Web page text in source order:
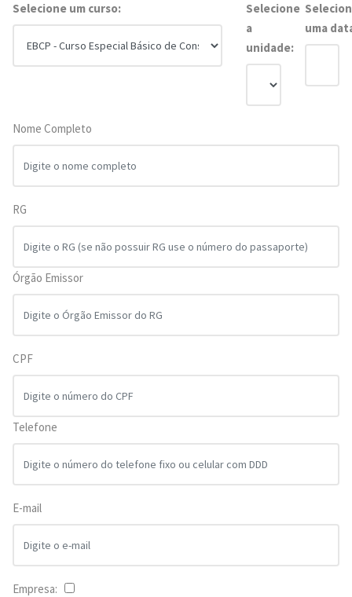
Selecione um curso:
Selecione
a
unidade:
uma
Nome Completo
RG
Órgão Emissor
CPF
Telefone
E-mail
Empresa: